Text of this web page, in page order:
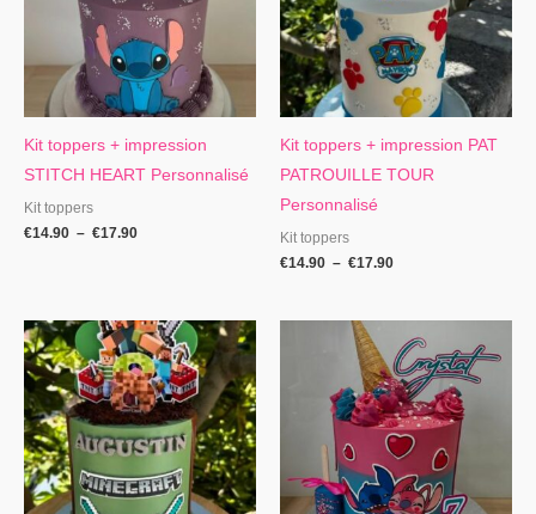
Kit toppers + impression
STITCH HEART Personnalisé
Kit toppers
€14.90 – €17.90
Kit toppers + impression PAT
PATROUILLE TOUR
Personnalisé
Kit toppers
€14.90 – €17.90
Plage
de
prix :
€13.90
à
€16.90
de
prix :
€13.90
à
€16.90